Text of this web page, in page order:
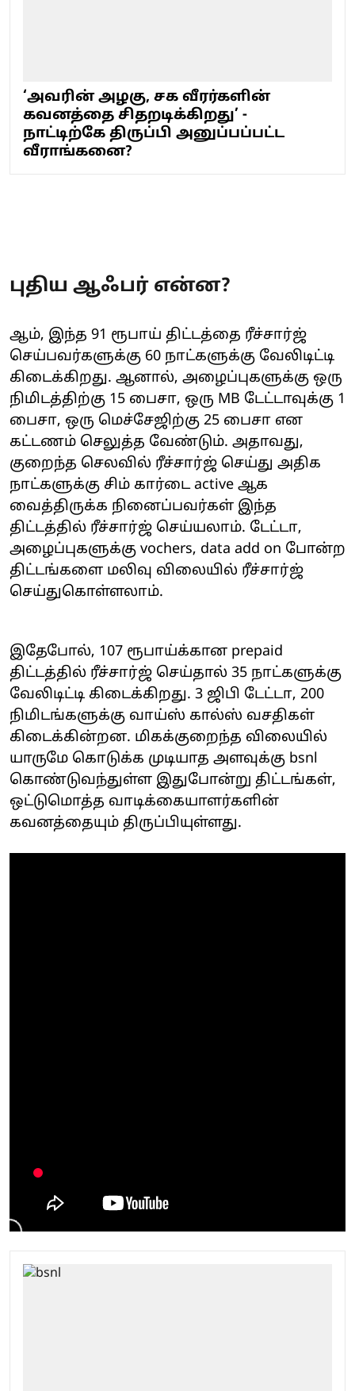
‘அவரின் அழகு, சக வீரர்களின்
கவனத்தை சிதறடிக்கிறது’ -
நாட்டிற்கே திருப்பி அனுப்பப்பட்ட
வீராங்கனை?
புதிய ஆஃபர் என்ன?
ஆம், இந்த 91 ரூபாய் திட்டத்தை ரீச்சார்ஜ்
செய்பவர்களுக்கு 60 நாட்களுக்கு வேலிடிட்டி
கிடைக்கிறது. ஆனால், அழைப்புகளுக்கு ஒரு
நிமிடத்திற்கு 15 பைசா, ஒரு MB டேட்டாவுக்கு 1
பைசா, ஒரு மெச்சேஜிற்கு 25 பைசா என
கட்டணம் செலுத்த வேண்டும். அதாவது,
குறைந்த செலவில் ரீச்சார்ஜ் செய்து அதிக
நாட்களுக்கு சிம் கார்டை active ஆக
வைத்திருக்க நினைப்பவர்கள் இந்த
திட்டத்தில் ரீச்சார்ஜ் செய்யலாம். டேட்டா,
அழைப்புகளுக்கு vochers, data add on போன்ற
திட்டங்களை மலிவு விலையில் ரீச்சார்ஜ்
செய்துகொள்ளலாம்.
இதேபோல், 107 ரூபாய்க்கான prepaid
திட்டத்தில் ரீச்சார்ஜ் செய்தால் 35 நாட்களுக்கு
வேலிடிட்டி கிடைக்கிறது. 3 ஜிபி டேட்டா, 200
நிமிடங்களுக்கு வாய்ஸ் கால்ஸ் வசதிகள்
கிடைக்கின்றன. மிகக்குறைந்த விலையில்
யாருமே கொடுக்க முடியாத அளவுக்கு bsnl
கொண்டுவந்துள்ள இதுபோன்று திட்டங்கள்,
ஒட்டுமொத்த வாடிக்கையாளர்களின்
கவனத்தையும் திருப்பியுள்ளது.